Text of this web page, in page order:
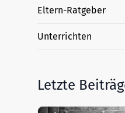
Eltern-Ratgeber
Unterrichten
Letzte